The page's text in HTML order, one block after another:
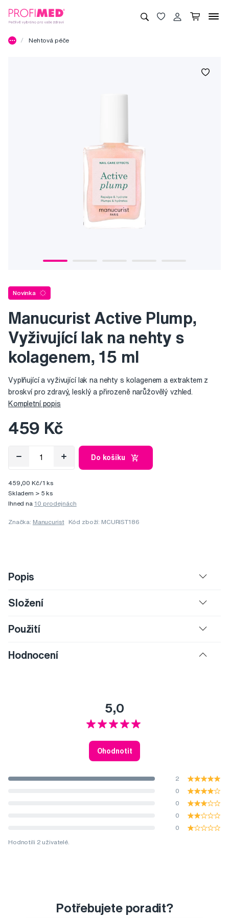
Nehtová péče
Novinka
Manucurist Active Plump,
Vyživující lak na nehty s
kolagenem, 15 ml
Vyplňující a vyživující lak na nehty s kolagenem a extraktem z
broskví pro zdravý, lesklý a přirozeně narůžovělý vzhled.
Kompletní popis
459 Kč
Do košíku
459,00 Kč/1 ks
Skladem > 5 ks
Ihned na 10 prodejnách
Značka: Manucurist Kód zboží: MCURIST186
Popis
Složení
Použití
Hodnocení
5,0
Ohodnotit
2
0
0
0
0
Hodnotili 2 uživatelé.
Potřebujete poradit?